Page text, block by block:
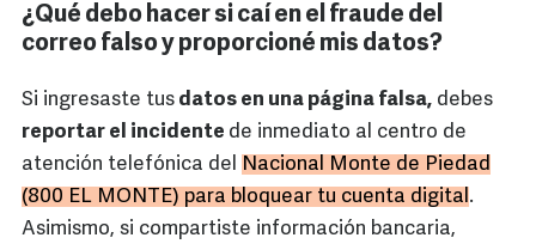
¿Qué debo hacer si caí en el fraude del
correo falso y proporcioné mis datos?
Si ingresaste tus datos en una página falsa, debes
reportar el incidente de inmediato al centro de
atención telefónica del Nacional Monte de Piedad
(800 EL MONTE) para bloquear tu cuenta digital.
Asimismo, si compartiste información bancaria,